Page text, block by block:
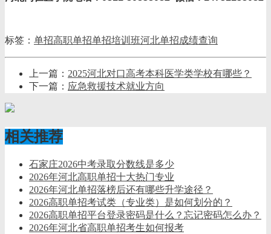
标签： 单招高职单招单招培训班河北单招成绩查询
上一篇： 2025河北对口高考本科医学类学校有哪些？
下一篇： 应急救援技术就业方向
相关推荐
石家庄2026中考录取分数线是多少
2026年河北高职单招十大热门专业
2026年河北单招落榜后还有哪些升学途径？
2026高职单招考试类（专业类）是如何划分的？
2026高职单招平台登录密码是什么？忘记密码怎么办？
2026年河北省高职单招考生如何报考